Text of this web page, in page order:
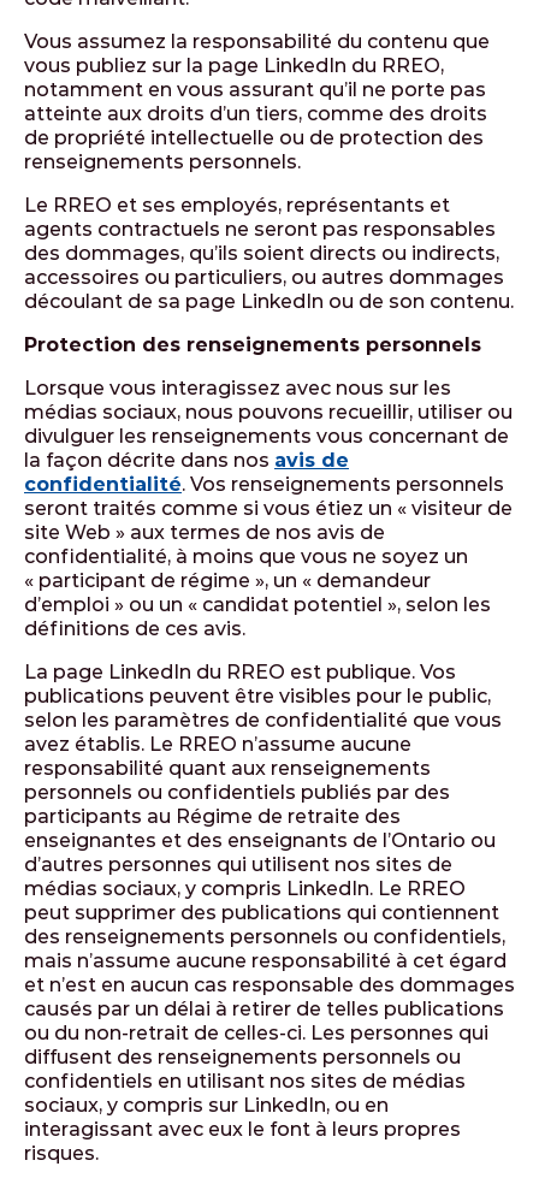
Vous assumez la responsabilité du contenu que
vous publiez sur la page LinkedIn du RREO,
notamment en vous assurant qu’il ne porte pas
atteinte aux droits d’un tiers, comme des droits
de propriété intellectuelle ou de protection des
renseignements personnels.
Le RREO et ses employés, représentants et
agents contractuels ne seront pas responsables
des dommages, qu’ils soient directs ou indirects,
accessoires ou particuliers, ou autres dommages
découlant de sa page LinkedIn ou de son contenu.
Protection des renseignements personnels
Lorsque vous interagissez avec nous sur les
médias sociaux, nous pouvons recueillir, utiliser ou
divulguer les renseignements vous concernant de
la façon décrite dans nos avis de
confidentialité. Vos renseignements personnels
seront traités comme si vous étiez un « visiteur de
site Web » aux termes de nos avis de
confidentialité, à moins que vous ne soyez un
« participant de régime », un « demandeur
d’emploi » ou un « candidat potentiel », selon les
définitions de ces avis.
La page LinkedIn du RREO est publique. Vos
publications peuvent être visibles pour le public,
selon les paramètres de confidentialité que vous
avez établis. Le RREO n’assume aucune
responsabilité quant aux renseignements
personnels ou confidentiels publiés par des
participants au Régime de retraite des
enseignantes et des enseignants de l’Ontario ou
d’autres personnes qui utilisent nos sites de
médias sociaux, y compris LinkedIn. Le RREO
peut supprimer des publications qui contiennent
des renseignements personnels ou confidentiels,
mais n’assume aucune responsabilité à cet égard
et n’est en aucun cas responsable des dommages
causés par un délai à retirer de telles publications
ou du non-retrait de celles-ci. Les personnes qui
diffusent des renseignements personnels ou
confidentiels en utilisant nos sites de médias
sociaux, y compris sur LinkedIn, ou en
interagissant avec eux le font à leurs propres
risques.